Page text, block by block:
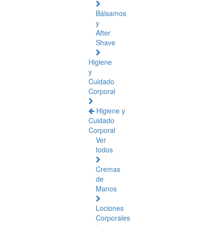
Bálsamos
y
After
Shave
Higiene
y
Cuidado
Corporal
Higiene y
Cuidado
Corporal
Ver
todos
Cremas
de
Manos
Lociones
Corporales